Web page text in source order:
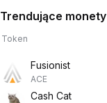
Trendujące monety
Token
Fusionist
ACE
Cash Cat